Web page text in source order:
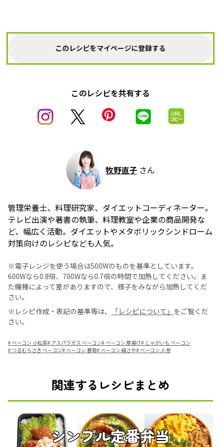
このレシピをマイページに登録する
このレシピを共有する
牧野直子 さん
管理栄養士、料理研究家、ダイエットコーディネーター。
テレビ出演や著書の執筆、料理教室や企業の商品開発な
ど、幅広く活動。ダイエットやメタボリックシンドローム
対策向けのレシピなども人気。
※電子レンジを使う場合は500Wのものを基準としています。
600Wなら0.8倍、700Wなら0.7倍の時間で加熱してください。ま
た機種によって差がありますので、様子をみながら加熱してくだ
さい。
※レシピ作成・表記の基準等は、
「レシピについて」 をご覧くだ
さい。
#ベーコン 小松菜# アスパラガス ベーコン#ベーコン 厚揚げ# じゃがいも ベーコン
# つるむらさき ベーコン#ベーコン 春菊#ベーコン 絹さや#ベーコン 人参
関連するレシピまとめ
シンプル定番弁当